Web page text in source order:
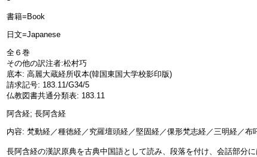
書籍=Book
日文=Japanese
全６巻
その他の訳注者:松村巧
底本: 高麗大蔵経所収本(韓国東国大学校影印版)
請求記号: 183.11/G34/5
仏教図書共通分類表: 183.11
阿含経; 長阿含経
内容: 梵動経／種徳経／究羅壇頭経／堅固経／倮形梵志経／三明経／布
長阿含経の漢訳原典を古典中国語として読み、段落を付け、会話部分